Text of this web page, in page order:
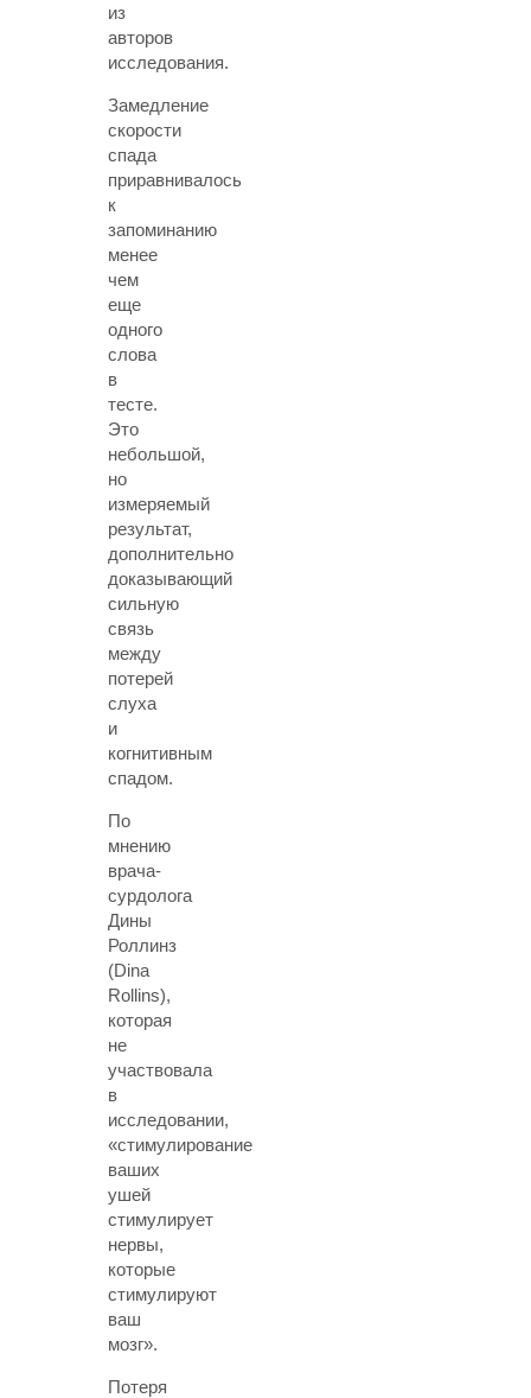
из
авторов
исследования.
Замедление
скорости
спада
приравнивалось
к
запоминанию
менее
чем
еще
одного
слова
в
тесте.
Это
небольшой,
но
измеряемый
результат,
дополнительно
доказывающий
сильную
связь
между
потерей
слуха
и
когнитивным
спадом.
По
мнению
врача-
сурдолога
Дины
Роллинз
(Dina
Rollins),
которая
не
участвовала
в
исследовании,
«стимулирование
ваших
ушей
стимулирует
нервы,
которые
стимулируют
ваш
мозг».
Потеря